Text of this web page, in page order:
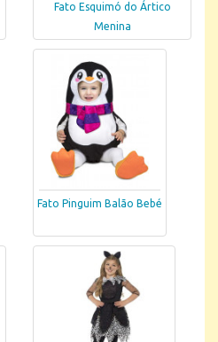
Fato Esquimó do Ártico
Menina
Fato Pinguim Balão Bebé